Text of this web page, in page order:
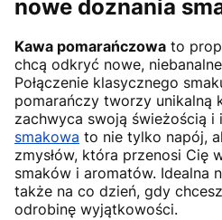
nowe doznania
Kawa pomarańczowa to
chcą odkryć nowe,
Połączenie klasycznego
pomarańczy tworzy unikalną
zachwyca swoją świeżością i
smakowa to nie tylko napój,
zmysłów, która przenosi Cię
smaków i aromatów. Idealna
także na co dzień, gdy
odrobinę wyjątkowości.